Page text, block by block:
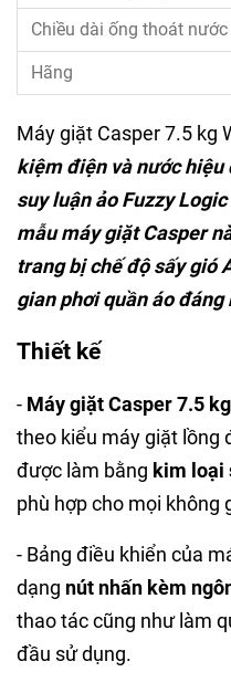
Chiều dài ống thoát nước
Hãng
Máy giặt Casper 7.5 kg
kiệm điện và nước hiệu
suy luận ảo Fuzzy
mẫu máy giặt Casper
trang bị chế độ sấy gió
gian phơi quần áo đáng
Thiết kế
- Máy giặt Casper 7.5
theo kiểu máy giặt lồng
được làm bằng kim loại
phù hợp cho mọi không
- Bảng điều khiển của
dạng nút nhấn kèm
thao tác cũng như làm
đầu sử dụng.